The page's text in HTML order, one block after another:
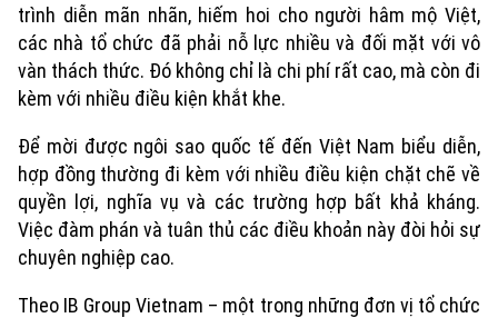
trình diễn mãn nhãn, hiếm hoi cho người hâm mộ Việt,
các nhà tổ chức đã phải nỗ lực nhiều và đối mặt với vô
vàn thách thức. Đó không chỉ là chi phí rất cao, mà còn đi
kèm với nhiều điều kiện khắt khe.
Để mời được ngôi sao quốc tế đến Việt Nam biểu diễn,
hợp đồng thường đi kèm với nhiều điều kiện chặt chẽ về
quyền lợi, nghĩa vụ và các trường hợp bất khả kháng.
Việc đàm phán và tuân thủ các điều khoản này đòi hỏi sự
chuyên nghiệp cao.
Theo IB Group Vietnam – một trong những đơn vị tổ chức